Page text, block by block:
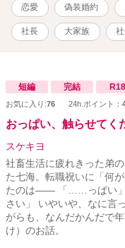
に気を張っている 甘え
LCCチェリーエアライン
子 軽くパーマをかけた掻
のか!? ※河守家※ 父 祥
由 のんびり屋 長男 健太
15歳)弁護士になるのが
男 望(保育園年中･5歳)飛
恋愛 偽装婚約
社長 大家族
短編 完結 R18
お気に入り:76 24h.ポイント：
おっぱい、触らせてく
スケキヨ
社畜生活に疲れきった弟
た七海。転職祝いに「何
たのは―― 「……っぱい」
さい」 いやいや、なに
がらも、なんだかんだで
け）のお話。